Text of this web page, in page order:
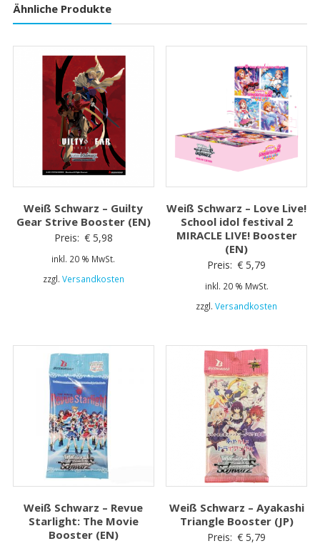
Ähnliche Produkte
Weiß Schwarz – Guilty
Gear Strive Booster (EN)
Preis: €5,98
inkl. 20 % MwSt.
zzgl. Versandkosten
Weiß Schwarz – Love Live!
School idol festival 2
MIRACLE LIVE! Booster
(EN)
Preis: € 5,79
inkl. 20 % MwSt.
zzgl.Versandkosten
Weiß Schwarz – Revue
Starlight: The Movie
Booster (EN)
Weiß Schwarz – Ayakashi
Triangle Booster (JP)
Preis: € 5,79